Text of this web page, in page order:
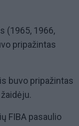
(1965, 1966,
pripažintas
buvo pripažintas
FIBA pasaulio